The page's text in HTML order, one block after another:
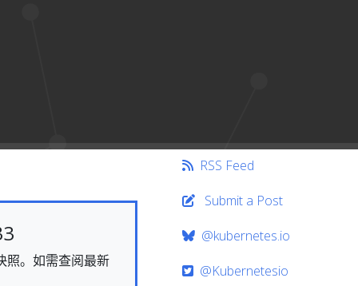
照。如需查阅最新
RSS Feed
Submit a Post
@kubernetes.io
@Kubernetesio